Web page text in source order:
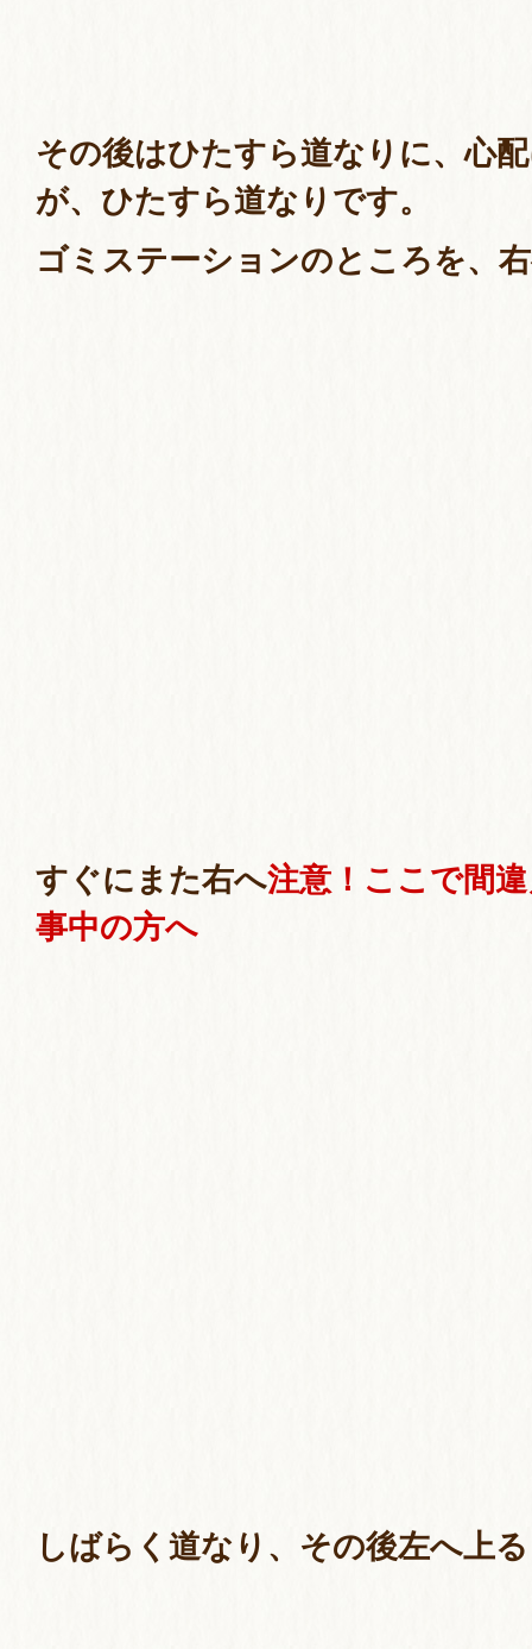
その後はひたすら道なりに、心
が、ひたすら道なりです。
ゴミステーションのところを、
すぐにまた右へ注意！ここで間
事中の方へ
しばらく道なり、その後左へ上る